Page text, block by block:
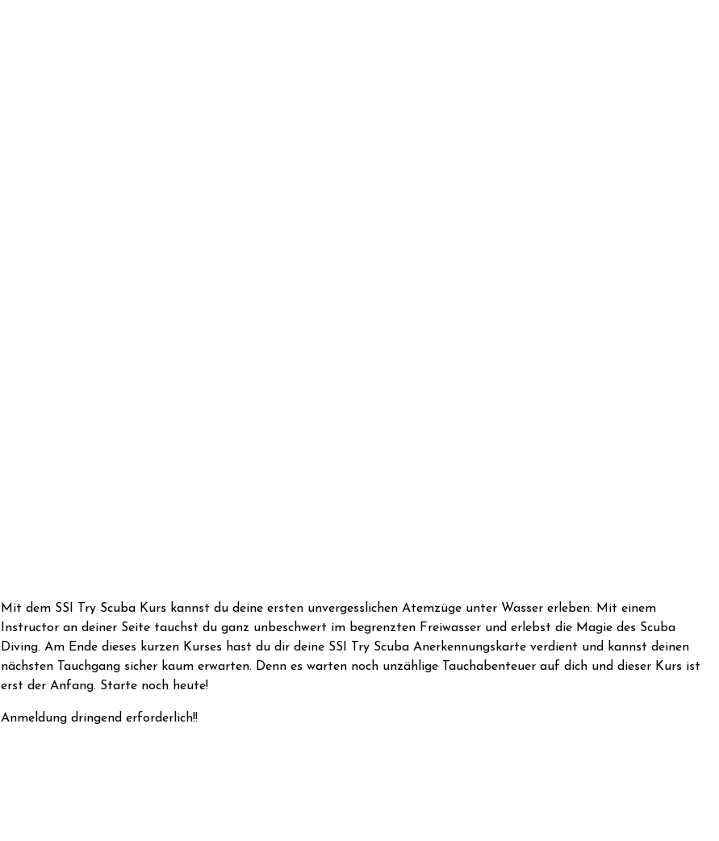
Mit dem SSI Try Scuba Kurs kannst du deine ersten unvergesslichen Atemzüge unter Wasser erleben. Mit einem
Instructor an deiner Seite tauchst du ganz unbeschwert im begrenzten Freiwasser und erlebst die Magie des Scuba
Diving. Am Ende dieses kurzen Kurses hast du dir deine SSI Try Scuba Anerkennungskarte verdient und kannst deinen
nächsten Tauchgang sicher kaum erwarten. Denn es warten noch unzählige Tauchabenteuer auf dich und dieser Kurs ist
erst der Anfang. Starte noch heute!
Anmeldung dringend erforderlich!!